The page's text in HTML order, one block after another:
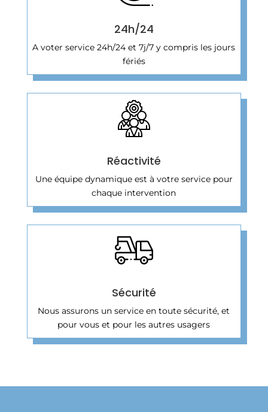
24h/24
A voter service 24h/24 et 7j/7 y compris les jours
fériés
Réactivité
Une équipe dynamique est à votre service pour
chaque intervention
Sécurité
Nous assurons un service en toute sécurité, et
pour vous et pour les autres usagers